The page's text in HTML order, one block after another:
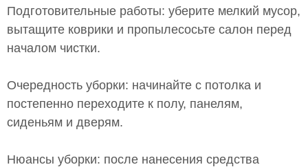
Подготовительные работы: уберите мелкий мусор,
вытащите коврики и пропылесосьте салон перед
началом чистки.
Очередность уборки: начинайте с потолка и
постепенно переходите к полу, панелям,
сиденьям и дверям.
Нюансы уборки: после нанесения средства